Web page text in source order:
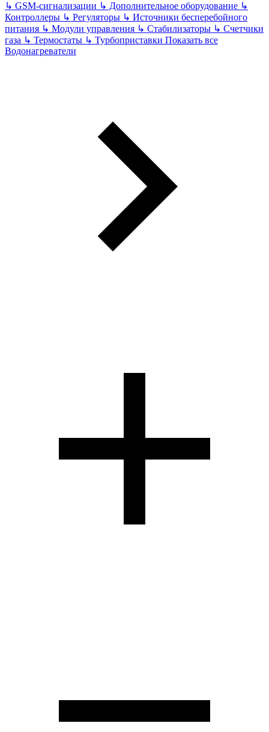
↳ GSM-сигнализации ↳ Дополнительное оборудование ↳
Контроллеры ↳ Регуляторы ↳ Источники бесперебойного
питания ↳ Модули управления ↳ Стабилизаторы ↳ Счетчики
газа ↳ Термостаты ↳ Турбоприставки Показать все
Водонагреватели